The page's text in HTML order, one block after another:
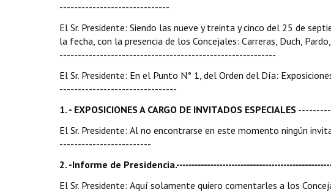
------------------------------
El Sr. Presidente: Siendo las nueve y treinta y cinco del 25 de
la fecha, con la presencia de los Concejales: Carreras, Duch,
-----------------------------------------------------------
El Sr. Presidente: En el Punto N° 1, del Orden del Día:
--------------------------------
1. - EXPOSICIONES A CARGO DE INVITADOS ESPECIALES ---------
El Sr. Presidente: Al no encontrarse en este momento ningún
-------------------------
2. -Informe de
El Sr. Presidente: Aquí solamente quiero comentarles a los